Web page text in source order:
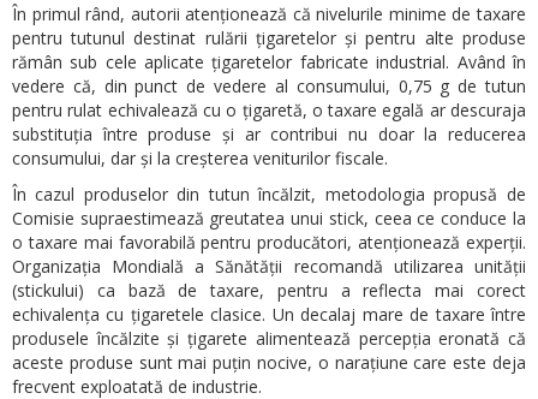
În primul rând, autorii atenționează că nivelurile minime de taxare
pentru tutunul destinat rulării țigaretelor și pentru alte produse
rămân sub cele aplicate țigaretelor fabricate industrial. Având în
vedere că, din punct de vedere al consumului, 0,75 g de tutun
pentru rulat echivalează cu o țigaretă, o taxare egală ar descuraja
substituția între produse și ar contribui nu doar la reducerea
consumului, dar și la creșterea veniturilor fiscale.
În cazul produselor din tutun încălzit, metodologia propusă de
Comisie supraestimează greutatea unui stick, ceea ce conduce la
o taxare mai favorabilă pentru producători, atenționează experții.
Organizația Mondială a Sănătății recomandă utilizarea unității
(stickului) ca bază de taxare, pentru a reflecta mai corect
echivalența cu țigaretele clasice. Un decalaj mare de taxare între
produsele încălzite și țigarete alimentează percepția eronată că
aceste produse sunt mai puțin nocive, o narațiune care este deja
frecvent exploatată de industrie.